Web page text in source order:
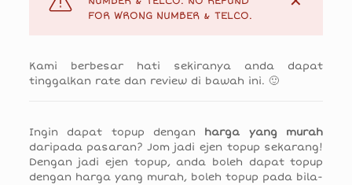
FOR WRONG NUMBER & TELCO.
Kami berbesar hati sekiranya anda dapat
tinggalkan rate dan review di bawah ini. 🙂
Ingin dapat topup dengan harga yang murah
daripada pasaran? Jom jadi ejen topup sekarang!
Dengan jadi ejen topup, anda boleh dapat topup
dengan harga yang murah, boleh topup pada bila-